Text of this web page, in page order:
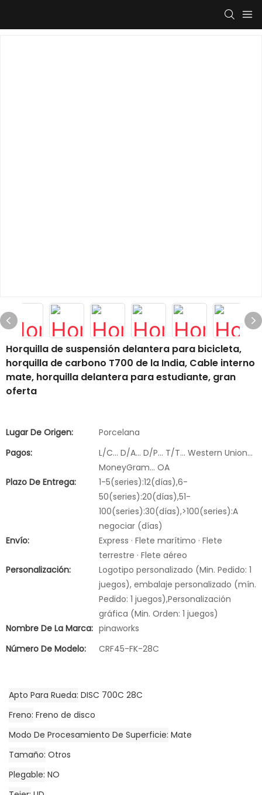
Horquilla de suspensión delantera para bicicleta,
horquilla de carbono T700 de la India, Cable interno
mate, horquilla delantera para estudiante, gran
oferta
Lugar De Origen:
Porcelana
Pagos:
L/C... D/A... D/P... T/T... Western Union...
MoneyGram... OA
Plazo De Entrega:
1-5(series):12(días),6-
50(series):20(días),51-
100(series):30(días),>100(series):A
negociar (días)
Envío:
Express · Flete marítimo · Flete
terrestre · Flete aéreo
Personalización:
Logotipo personalizado (Min. Pedido: 1
juegos), embalaje personalizado (mín.
Pedido: 1 juegos),Personalización
gráfica (Min. Orden: 1 juegos)
Nombre De La Marca: pinaworks
Número De Modelo:
CRF45-FK-28C
Apto Para Rueda DISC 700C 28C
Freno Freno de disco
Modo De Procesamiento De Superficie Mate
Tamaño Otros
Plegable NO